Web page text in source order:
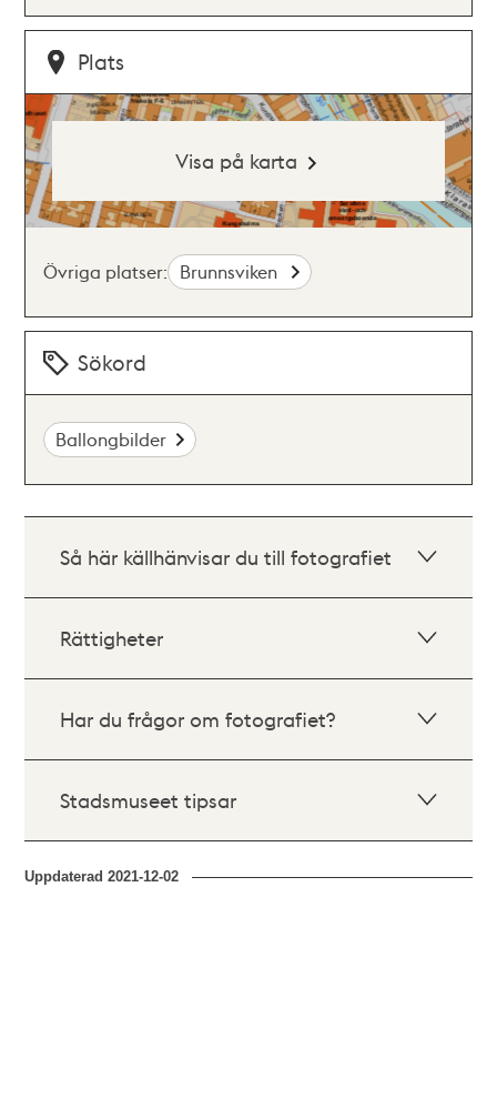
Plats
Visa på karta
Övriga platser: Brunnsviken
Sökord
Ballongbilder
Så här källhänvisar du till fotografiet
Rättigheter
Har du frågor om fotografiet?
Stadsmuseet tipsar
Uppdaterad2021-12-02